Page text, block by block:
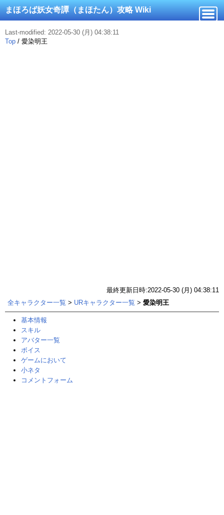
まほろば妖女奇譚（まほたん）攻略 Wiki
Last-modified: 2022-05-30 (月) 04:38:11
Top / 愛染明王
最終更新日時:2022-05-30 (月) 04:38:11
全キャラクター一覧 > URキャラクター一覧 > 愛染明王
基本情報
スキル
アバター一覧
ボイス
ゲームにおいて
小ネタ
コメントフォーム